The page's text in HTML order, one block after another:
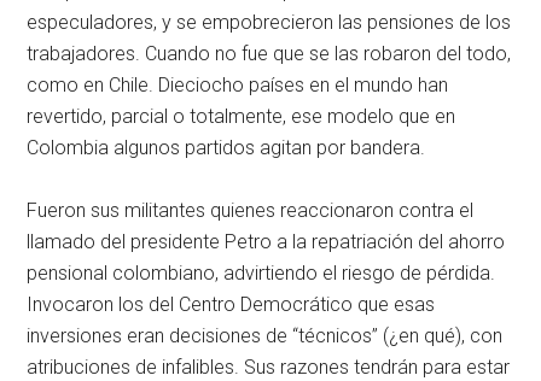
especuladores, y se empobrecieron las pensiones de los
trabajadores. Cuando no fue que se las robaron del todo,
como en Chile. Dieciocho países en el mundo han
revertido, parcial o totalmente, ese modelo que en
Colombia algunos partidos agitan por bandera.
Fueron sus militantes quienes reaccionaron contra el
llamado del presidente Petro a la repatriación del ahorro
pensional colombiano, advirtiendo el riesgo de pérdida.
Invocaron los del Centro Democrático que esas
inversiones eran decisiones de “técnicos” (¿en qué), con
atribuciones de infalibles. Sus razones tendrán para estar